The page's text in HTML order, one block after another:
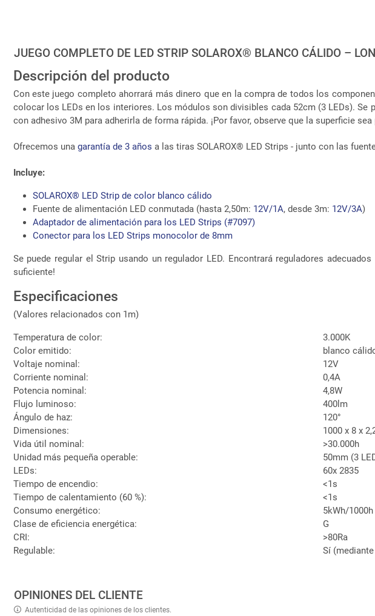
JUEGO COMPLETO DE LED STRIP SOLAROX® BLANCO CÁLIDO –
Descripción del producto
Con este juego completo ahorrará más dinero que en la compra de todos los
colocar los LEDs en los interiores. Los módulos son divisibles cada 52cm (3 LEDs).
con adhesivo 3M para adherirla de forma rápida. ¡Por favor, observe que la superficie
Ofrecemos una garantía de 3 años a las tiras SOLAROX® LED Strips - junto con las
Incluye:
SOLAROX® LED Strip de color blanco cálido
Fuente de alimentación LED conmutada (hasta 2,50m: 12V/1A, desde 3m: 12V/3A)
Adaptador de alimentación para los LED Strips (#7097)
Conector para los LED Strips monocolor de 8mm
Se puede regular el Strip usando un regulador LED. Encontrará reguladores adecuados
suficiente!
Especificaciones
(Valores relacionados con 1m)
Temperatura de color:
3.000K
Color emitido:
blanco
Voltaje nominal:
12V
Corriente nominal:
0,4A
Potencia nominal:
4,8W
Flujo luminoso:
400lm
Ángulo de haz:
120°
Dimensiones:
1000 x 8 x
Vida útil nominal:
>30.000h
Unidad más pequeña operable:
50mm (3
LEDs:
60x 2835
Tiempo de encendio:
<1s
Tiempo de calentamiento (60 %):
<1s
Consumo energético:
5kWh/1000h
Clase de eficiencia energética:
G
CRI:
>80Ra
Regulable:
Sí
OPINIONES DEL CLIENTE
Autenticidad de las opiniones de los clientes.